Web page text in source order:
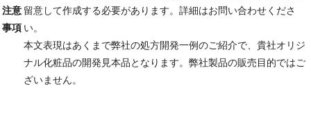
注意
事項
留意して作成する必要があります。詳細はお問い合わせくださ
い。
本文表現はあくまで弊社の処方開発一例のご紹介で、貴社オリジ
ナル化粧品の開発見本品となります。弊社製品の販売目的ではご
ざいません。